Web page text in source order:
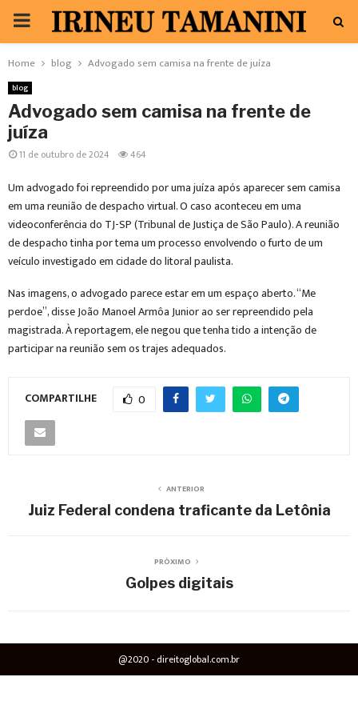
PRIMARY
MENU
Home blog Advogado sem camisa na frente de juíza
blog
Advogado sem camisa na frente de
juíza
11 de outubro de 2024 464
Um advogado foi repreendido por uma juíza após aparecer sem camisa
em uma reunião de despacho virtual. O caso aconteceu em uma
videoconferência do TJ-SP (Tribunal de Justiça de São Paulo). A reunião
de despacho tinha por tema um processo envolvendo o furto de um
veículo investigado em cidade do litoral paulista.
Nas imagens, o advogado parece estar em um espaço aberto. “Me
perdoe”, disse João Manoel Armôa Junior ao ser repreendido pela
magistrada. À reportagem, ele negou que tenha tido a intenção de
participar na reunião sem os trajes adequados.
COMPARTILHE 0
ANTERIOR
Juiz Federal condena traficante da Letônia
PRÓXIMO
Golpes digitais
@2020 - direitoglobal.com.br